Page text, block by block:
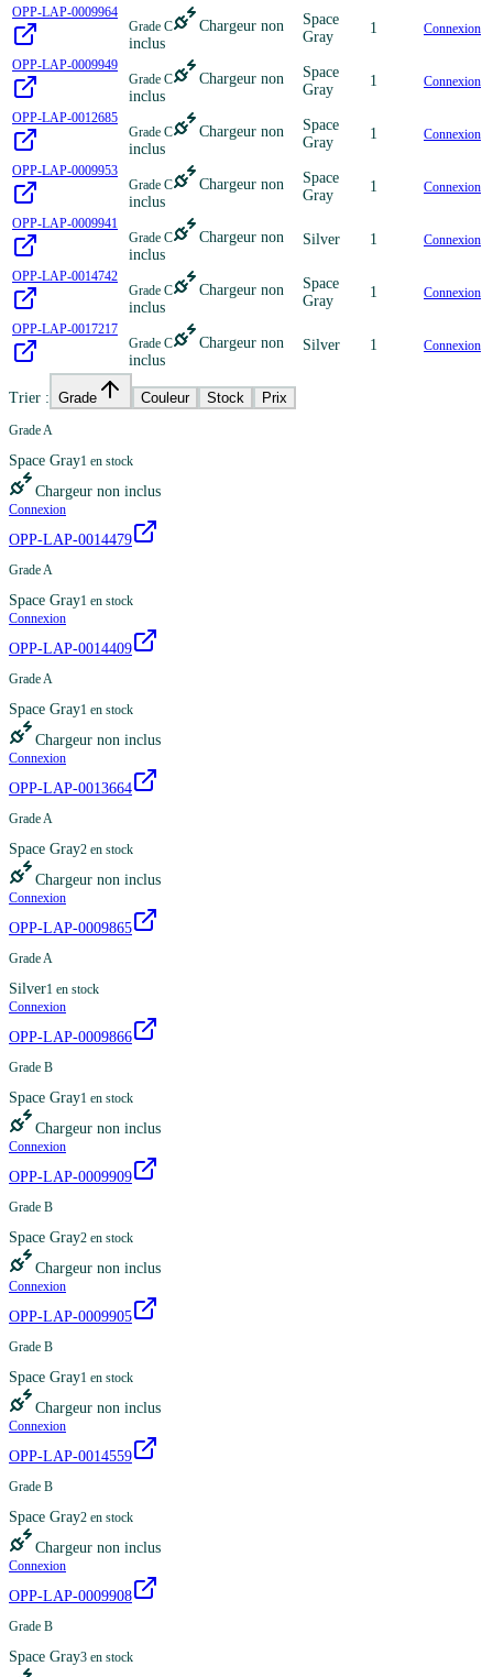
OPP-LAP-0009964
Grade C
Chargeur non
inclus
Space
Gray
1 Connexion
OPP-LAP-0009949
Grade C
Chargeur non
inclus
Space
Gray
1 Connexion
OPP-LAP-0012685
Grade C
Chargeur non
inclus
Space
Gray
1 Connexion
OPP-LAP-0009953
Grade C
Chargeur non
inclus
Space
Gray
1 Connexion
OPP-LAP-0009941
Grade C
Chargeur non
inclus
Silver 1 Connexion
OPP-LAP-0014742
Grade C
Chargeur non
inclus
Space
Gray
1 Connexion
OPP-LAP-0017217
Grade C
Chargeur non
inclus
Silver 1 Connexion
Trier : Grade Couleur Stock Prix
Grade A
Space Gray1 en stock
Chargeur non inclus
Connexion
OPP-LAP-0014479
Grade A
Space Gray1 en stock
Connexion
OPP-LAP-0014409
Grade A
Space Gray1 en stock
Chargeur non inclus
Connexion
OPP-LAP-0013664
Grade A
Space Gray2 en stock
Chargeur non inclus
Connexion
OPP-LAP-0009865
Grade A
Silver1 en stock
Connexion
OPP-LAP-0009866
Grade B
Space Gray1 en stock
Chargeur non inclus
Connexion
OPP-LAP-0009909
Grade B
Space Gray2 en stock
Chargeur non inclus
Connexion
OPP-LAP-0009905
Grade B
Space Gray1 en stock
Chargeur non inclus
Connexion
OPP-LAP-0014559
Grade B
Space Gray2 en stock
Chargeur non inclus
Connexion
OPP-LAP-0009908
Grade B
Space Gray3 en stock